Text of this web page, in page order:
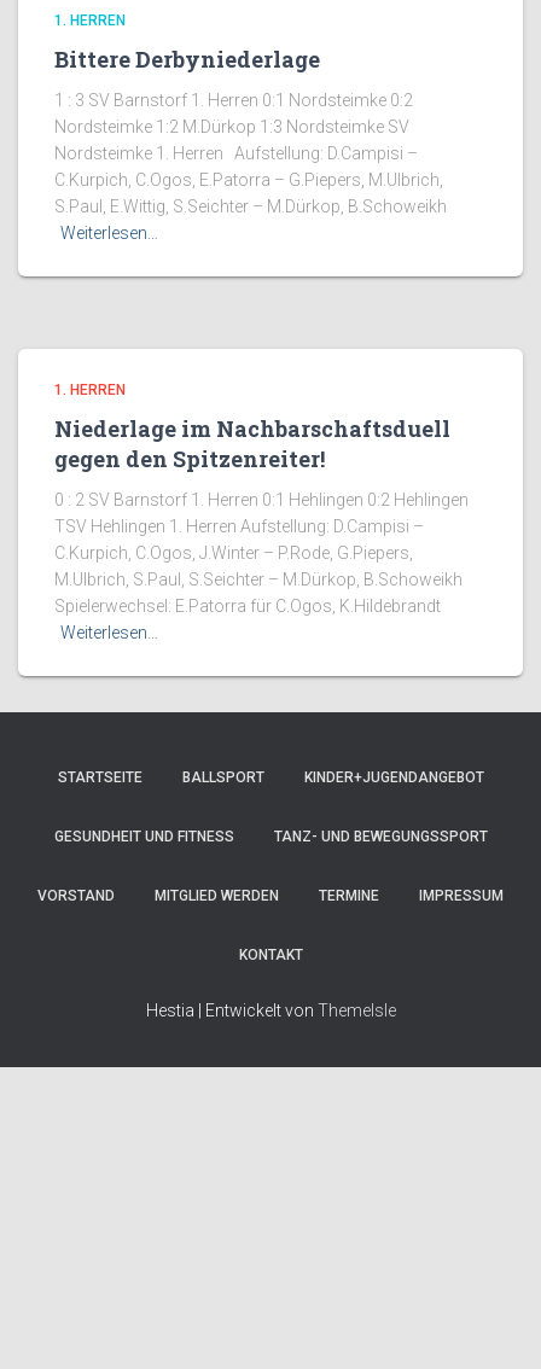
1. HERREN
Bittere Derbyniederlage
1 : 3 SV Barnstorf 1. Herren 0:1 Nordsteimke 0:2
Nordsteimke 1:2 M.Dürkop 1:3 Nordsteimke SV
Nordsteimke 1. Herren Aufstellung: D.Campisi –
C.Kurpich, C.Ogos, E.Patorra – G.Piepers, M.Ulbrich,
S.Paul, E.Wittig, S.Seichter – M.Dürkop, B.Schoweikh
Weiterlesen…
1. HERREN
Niederlage im Nachbarschaftsduell
gegen den Spitzenreiter!
0 : 2 SV Barnstorf 1. Herren 0:1 Hehlingen 0:2 Hehlingen
TSV Hehlingen 1. Herren Aufstellung: D.Campisi –
C.Kurpich, C.Ogos, J.Winter – P.Rode, G.Piepers,
M.Ulbrich, S.Paul, S.Seichter – M.Dürkop, B.Schoweikh
Spielerwechsel: E.Patorra für C.Ogos, K.Hildebrandt
Weiterlesen…
STARTSEITE BALLSPORT KINDER+JUGENDANGEBOT
GESUNDHEIT UND FITNESS TANZ- UND BEWEGUNGSSPORT
VORSTAND MITGLIED WERDEN TERMINE IMPRESSUM
KONTAKT
Hestia | Entwickelt von ThemeIsle